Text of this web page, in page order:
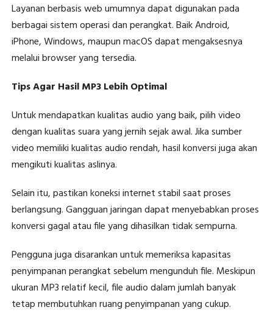
Layanan berbasis web umumnya dapat digunakan pada
berbagai sistem operasi dan perangkat. Baik Android,
iPhone, Windows, maupun macOS dapat mengaksesnya
melalui browser yang tersedia.
Tips Agar Hasil MP3 Lebih Optimal
Untuk mendapatkan kualitas audio yang baik, pilih video
dengan kualitas suara yang jernih sejak awal. Jika sumber
video memiliki kualitas audio rendah, hasil konversi juga akan
mengikuti kualitas aslinya.
Selain itu, pastikan koneksi internet stabil saat proses
berlangsung. Gangguan jaringan dapat menyebabkan proses
konversi gagal atau file yang dihasilkan tidak sempurna.
Pengguna juga disarankan untuk memeriksa kapasitas
penyimpanan perangkat sebelum mengunduh file. Meskipun
ukuran MP3 relatif kecil, file audio dalam jumlah banyak
tetap membutuhkan ruang penyimpanan yang cukup.